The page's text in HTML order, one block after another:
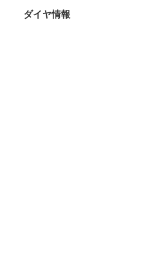
ダイヤ情報